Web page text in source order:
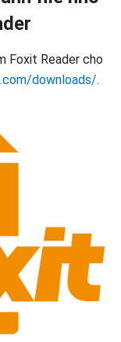
Foxit Reader cho
downloads/.